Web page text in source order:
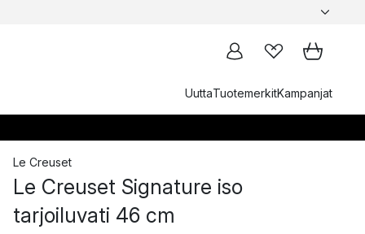
UuttaTuotemerkitKampanjat
Le Creuset
Le Creuset Signature iso
tarjoiluvati 46 cm